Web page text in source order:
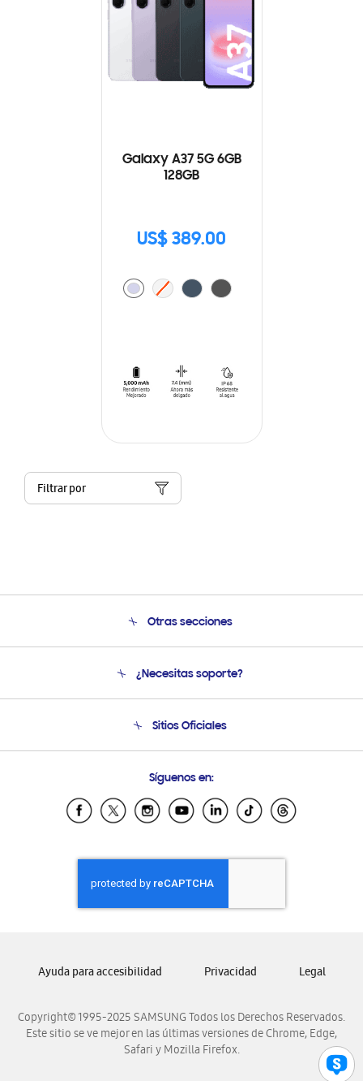
Galaxy A37 5G 6GB
128GB
US$ 389.00
Filtrar por
Otras secciones
Soporte
Condiciones de Compra
¿Necesitas soporte?
Soporte vía eMail
Sitios Oficiales
Samsung Ecuador
Samsung El Salvador
Samsung Honduras
Samsung Nicaragua
Samsung Panamá
Samsung Venezuela
Síguenos en:
Copyright© 1995-2025 SAMSUNG Todos los Derechos Reservados.
Este sitio se ve mejor en las últimas versiones de Chrome, Edge,
Safari y Mozilla Firefox.
Ayuda para accesibilidad Privacidad Legal